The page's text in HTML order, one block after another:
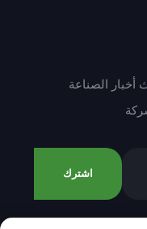
أخبار الصناعة
اشترك